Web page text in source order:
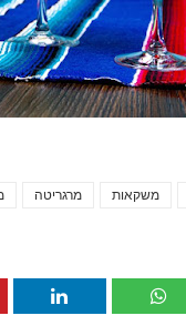
מרגריטה משקאות